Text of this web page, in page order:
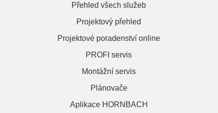
Přehled všech služeb
Projektový přehled
Projektové poradenství online
PROFI servis
Montážní servis
Plánovače
Aplikace HORNBACH